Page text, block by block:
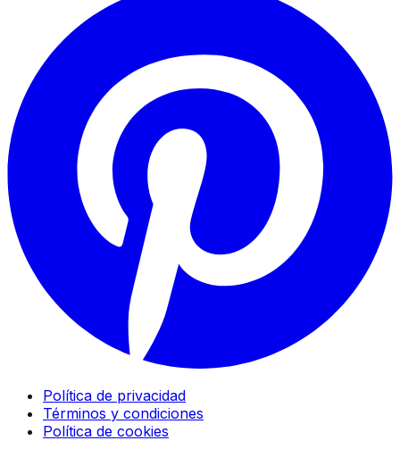
Política de privacidad
Términos y condiciones
Política de cookies